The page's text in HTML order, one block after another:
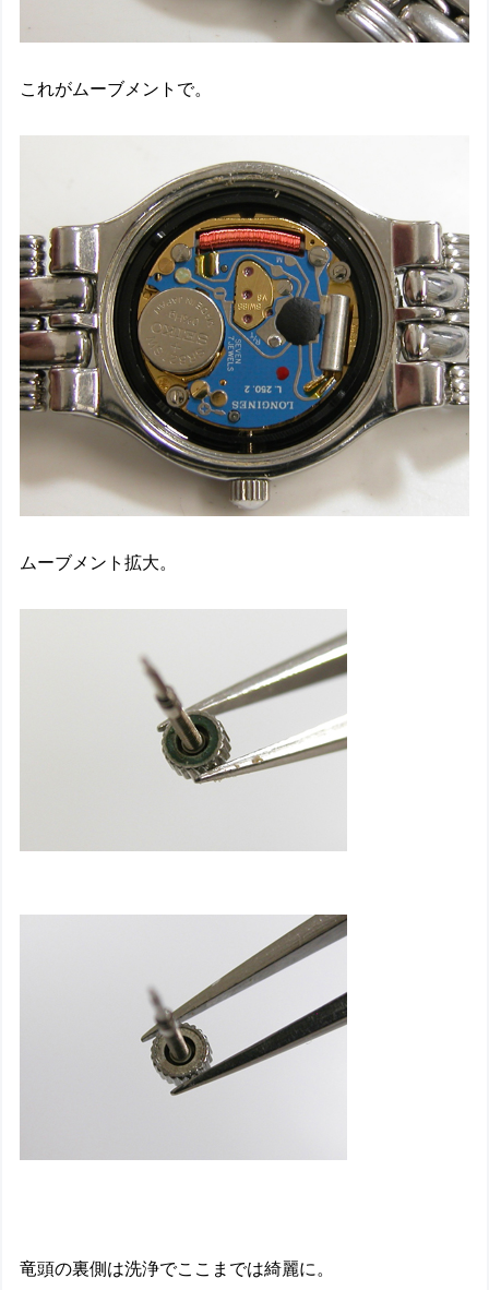
これがムーブメントで。
ムーブメント拡大。
竜頭の裏側は洗浄でここまでは綺麗に。